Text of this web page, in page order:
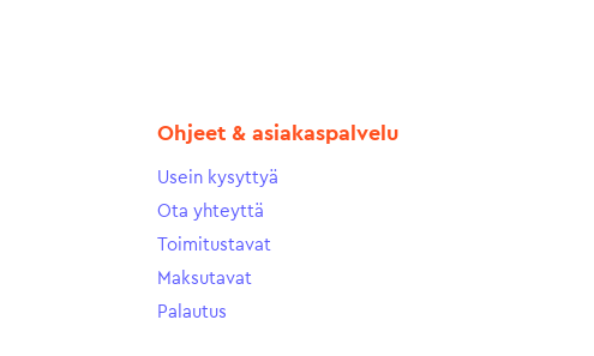
Ohjeet & asiakaspalvelu
Usein kysyttyä
Ota yhteyttä
Toimitustavat
Maksutavat
Palautus